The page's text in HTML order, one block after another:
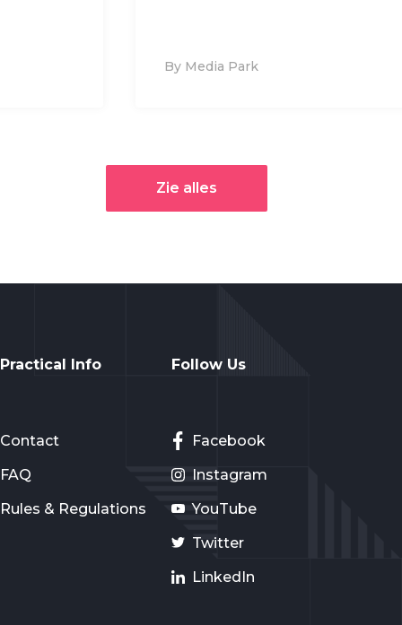
By Media Park
Zie alles
Practical Info
Contact
FAQ
Rules & Regulations
Follow Us
Facebook
Instagram
YouTube
Twitter
LinkedIn